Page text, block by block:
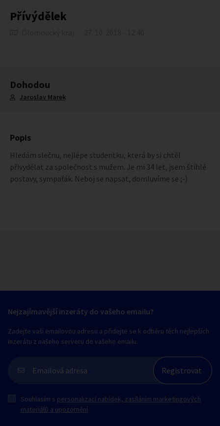
Přívýdělek
Dohodou
Jaroslav Marek
Popis
Hledám slečnu, nejlépe studentku, která by si chtěl
přivydělat za společnost s mužem. Je mi 34 let, jsem štíhlé
postavy, sympaťák. Neboj se napsat, domluvíme se ;-)
Nejzajímavější inzeráty do vašeho emailu?
Zadejte vaši emailovou adresu a přidejte se k odběru těch nejlepších
inzerátu z našeho serveru do vašeho emailu.
Souhlasím s personalizací nabídek, zasíláním marketingových
materiálů a upozornění.